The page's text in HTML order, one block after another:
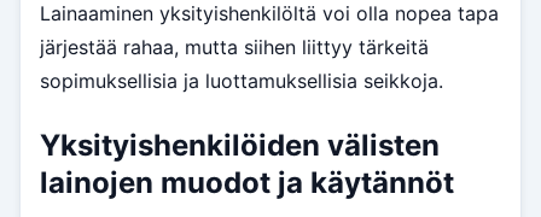
Lainaaminen yksityishenkilöltä voi olla nopea tapa
järjestää rahaa, mutta siihen liittyy tärkeitä
sopimuksellisia ja luottamuksellisia seikkoja.
Yksityishenkilöiden välisten
lainojen muodot ja käytännöt